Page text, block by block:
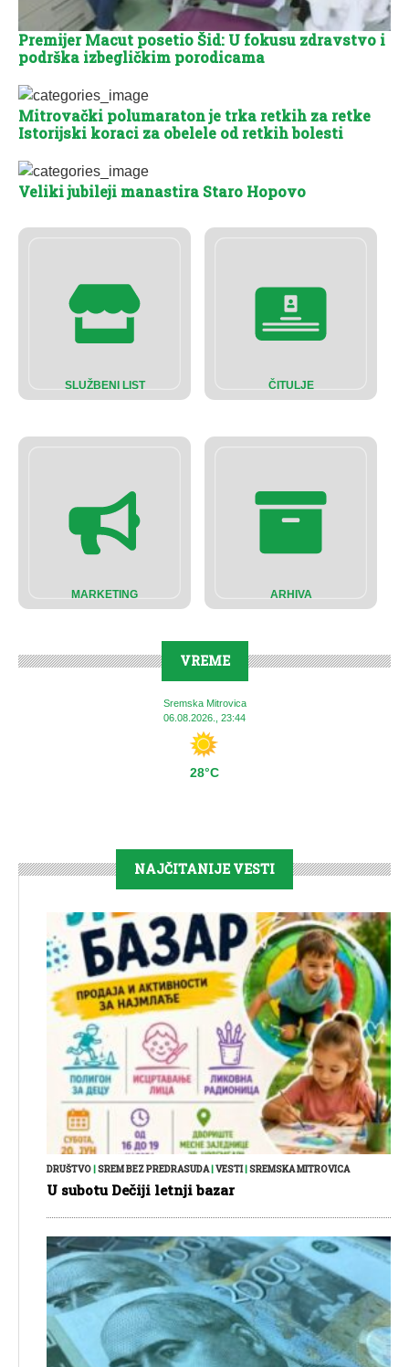
SLUŽBENI LIST ČITULJE
MARKETING ARHIVA
VREME
Sremska Mitrovica
06.08.2026., 23:44
28°C
Premijer Macut posetio Šid: U fokusu zdravstvo i
podrška izbegličkim porodicama
Mitrovački polumaraton je trka retkih za retke
Istorijski koraci za obelele od retkih bolesti
Veliki jubileji manastira Staro Hopovo
NAJČITANIJE VESTI
DRUŠTVO|SREM BEZ PREDRASUDA|VESTI|SREMSKA MITROVICA
U subotu Dečiji letnji bazar